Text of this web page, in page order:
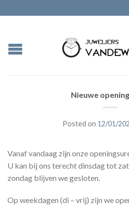
Nieuwe
Posted on 12/01/
Vanaf vandaag zijn onze
U kan bij ons terecht dinsdag tot
zondag blijven we gesloten.
Op weekdagen (di – vrij) zijn we